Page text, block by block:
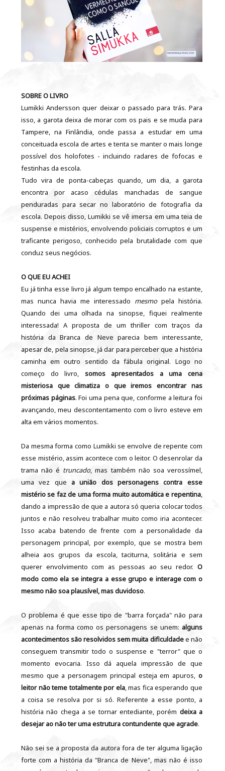
SOBRE O LIVRO
Lumikki Andersson quer deixar o passado para trás. Para
isso, a garota deixa de morar com os pais e se muda para
Tampere, na Finlândia, onde passa a estudar em uma
conceituada escola de artes e tenta se manter o mais longe
possível dos holofotes - incluindo radares de fofocas e
festinhas da escola.
Tudo vira de ponta-cabeças quando, um dia, a garota
encontra por acaso cédulas manchadas de sangue
penduradas para secar no laboratório de fotografia da
escola. Depois disso, Lumikki se vê imersa em uma teia de
suspense e mistérios, envolvendo policiais corruptos e um
traficante perigoso, conhecido pela brutalidade com que
conduz seus negócios.
O QUE EU ACHEI
Eu já tinha esse livro já algum tempo encalhado na estante,
mas nunca havia me interessado mesmo pela história.
Quando dei uma olhada na sinopse, fiquei realmente
interessada! A proposta de um thriller com traços da
história da Branca de Neve parecia bem interessante,
apesar de, pela sinopse, já dar para perceber que a história
caminha em outro sentido da fábula original. Logo no
começo do livro, somos apresentados a uma cena
misteriosa que climatiza o que iremos encontrar nas
próximas páginas. Foi uma pena que, conforme a leitura foi
avançando, meu descontentamento com o livro esteve em
alta em vários momentos.
Da mesma forma como Lumikki se envolve de repente com
esse mistério, assim acontece com o leitor. O desenrolar da
trama não é truncado, mas também não soa verossímel,
uma vez quea união dos personagens contra esse
mistério se faz de uma forma muito automática e repentina,
dando a impressão de que a autora só queria colocar todos
juntos e não resolveu trabalhar muito como iria acontecer.
Isso acaba batendo de frente com a personalidade da
personagem principal, por exemplo, que se mostra bem
alheia aos grupos da escola, taciturna, solitária e sem
querer envolvimento com as pessoas ao seu redor. O
modo como ela se integra a esse grupo e interage com o
mesmo não soa plausível, mas duvidoso.
O problema é que esse tipo de "barra forçada" não para
apenas na forma como os personagens se unem: alguns
acontecimentos são resolvidos sem muita dificuldadee não
conseguem transmitir todo o suspense e "terror" que o
momento evocaria. Isso dá aquela impressão de que
mesmo que a personagem principal esteja em apuros, o
leitor não teme totalmente por ela, mas fica esperando que
a coisa se resolva por si só. Referente a esse ponto, a
história não chega a se tornar entediante, porém deixa a
desejar ao não ter uma estrutura contundente que agrade.
Não sei se a proposta da autora fora de ter alguma ligação
forte com a história da "Branca de Neve", mas não é isso